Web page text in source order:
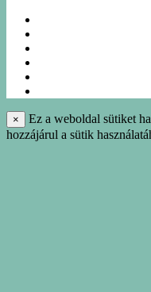
×
Ez a weboldal sütiket
hozzájárul a sütik